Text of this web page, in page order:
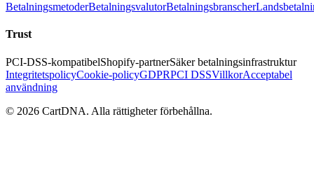
BetalningsmetoderBetalningsvalutorBetalningsbranscher
Trust
PCI-DSS-kompatibelShopify-partnerSäker betalningsinfrastruktur
IntegritetspolicyCookie-policyGDPRPCI DSSVillkorAcceptabel
användning
© 2026 CartDNA. Alla rättigheter förbehållna.